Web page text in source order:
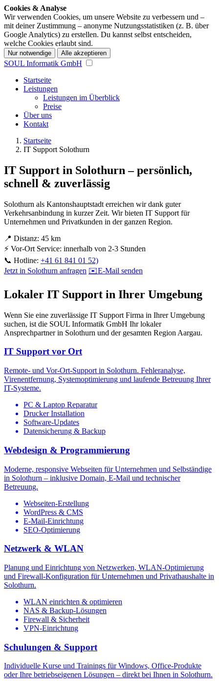
Cookies & Analyse
Wir verwenden Cookies, um unsere Website zu verbessern und –
mit deiner Zustimmung – anonyme Nutzungsstatistiken (z. B. über
Google Analytics) zu erstellen. Du kannst selbst entscheiden,
welche Cookies erlaubt sind.
Nur notwendige Alle akzeptieren
SOUL Informatik GmbH
Startseite
Leistungen
Leistungen im Überblick
Preise
Über uns
Kontakt
Startseite
IT Support Solothurn
IT Support in Solothurn – persönlich,
schnell & zuverlässig
Solothurn als Kantonshauptstadt erreichen wir dank guter
Verkehrsanbindung in kurzer Zeit. Wir bieten IT Support für
Unternehmen und Privatkunden in der ganzen Region.
📍 Distanz: 45 km
⚡ Vor-Ort Service: innerhalb von 2-3 Stunden
📞 Hotline: +41 61 841 01 52)
Jetzt in Solothurn anfragen ✉️E-Mail senden
Lokaler IT Support in Ihrer Umgebung
Wenn Sie eine zuverlässige IT Support Firma in Ihrer Umgebung
suchen, ist die SOUL Informatik GmbH Ihr lokaler
Ansprechpartner in Solothurn und der gesamten Region Aargau.
IT Support vor Ort
Remote- und Vor-Ort-Support in Solothurn. Fehleranalyse,
Virenentfernung, Systemoptimierung und laufende Betreuung Ihrer
IT-Systeme.
PC & Laptop Reparatur
Drucker Installation
Software-Updates
Datensicherung & Backup
Webdesign & Programmierung
Moderne, responsive Webseiten für Unternehmen und Selbständige
in Solothurn – inklusive Domain, E-Mail und technischer
Betreuung.
Webseiten-Erstellung
WordPress & CMS
E-Mail-Einrichtung
SEO-Optimierung
Netzwerk & WLAN
Planung und Einrichtung von Netzwerken, WLAN-Optimierung
und Firewall-Konfiguration für Unternehmen und Privathaushalte in
Solothurn.
WLAN einrichten & optimieren
NAS & Backup-Lösungen
Firewall & Sicherheit
VPN-Einrichtung
Schulungen & Support
Individuelle Kurse und Trainings für Windows, Office-Produkte
oder Ihre betriebseigenen Lösungen – direkt bei Ihnen in Solothurn.